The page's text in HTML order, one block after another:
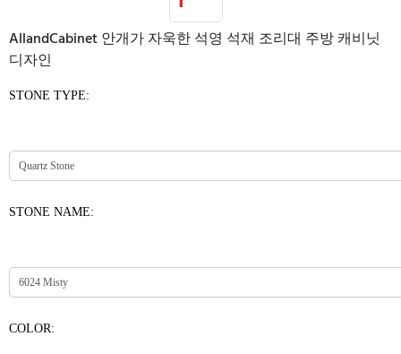
AllandCabinet 안개가 자욱한 석영 석재 조리대 주방 캐비닛
디자인
STONE TYPE:
STONE NAME:
COLOR: